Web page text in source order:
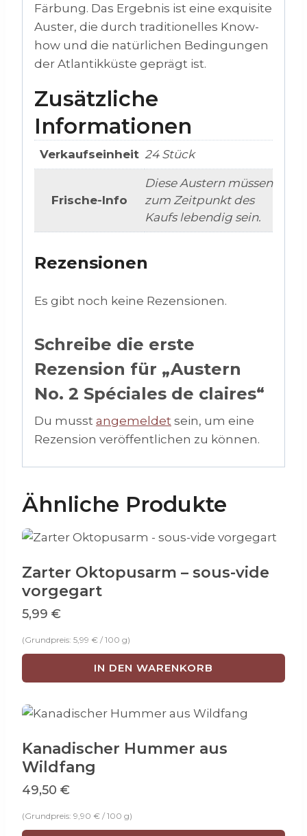
Färbung. Das Ergebnis ist eine exquisite
Auster, die durch traditionelles Know-
how und die natürlichen Bedingungen
der Atlantikküste geprägt ist.
Zusätzliche
Informationen
Verkaufseinheit 24 Stück
Frische-Info
Diese Austern müssen
zum Zeitpunkt des
Kaufs lebendig sein.
Rezensionen
Es gibt noch keine Rezensionen.
Schreibe die erste
Rezension für „Austern
No. 2 Spéciales de claires“
Du musst angemeldet sein, um eine
Rezension veröffentlichen zu können.
Ähnliche Produkte
Zarter Oktopusarm – sous-vide
vorgegart
5,99 €
(Grundpreis: 5,99 € / 100 g)
IN DEN WARENKORB
Kanadischer Hummer aus
Wildfang
49,50 €
(Grundpreis: 9,90 € / 100 g)